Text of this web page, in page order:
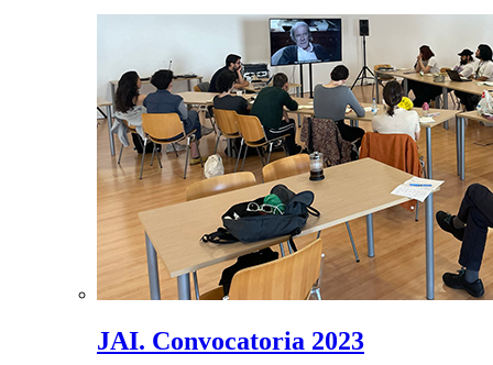
JAI. Convocatoria 2023